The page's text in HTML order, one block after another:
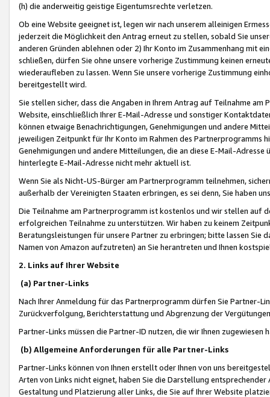
(h) die anderweitig geistige Eigentumsrechte verletzen.
Ob eine Website geeignet ist, legen wir nach unserem alleinigen
jederzeit die Möglichkeit den Antrag erneut zu stellen, sobald Sie
anderen Gründen ablehnen oder 2) Ihr Konto im Zusammenhang mit
schließen, dürfen Sie ohne unsere vorherige Zustimmung keinen
wiederaufleben zu lassen. Wenn Sie unsere vorherige Zustimmung
bereitgestellt wird.
Sie stellen sicher, dass die Angaben in Ihrem Antrag auf Teilnahme
Website, einschließlich Ihrer E-Mail-Adresse und sonstiger
können etwaige Benachrichtigungen, Genehmigungen und andere
jeweiligen Zeitpunkt für Ihr Konto im Rahmen des Partnerprogramms
Genehmigungen und andere Mitteilungen, die an diese E-Mail-
hinterlegte E-Mail-Adresse nicht mehr aktuell ist.
Wenn Sie als Nicht-US-Bürger am Partnerprogramm teilnehmen,
außerhalb der Vereinigten Staaten erbringen, es sei denn, Sie haben
Die Teilnahme am Partnerprogramm ist kostenlos und wir stellen auf
erfolgreichen Teilnahme zu unterstützen. Wir haben zu keinem
Beratungsleistungen für unsere Partner zu erbringen; bitte lassen Sie
Namen von Amazon aufzutreten) an Sie herantreten und Ihnen
2. Links auf Ihrer Website
(a) Partner-Links
Nach Ihrer Anmeldung für das Partnerprogramm dürfen Sie Partner-
Zurückverfolgung, Berichterstattung und Abgrenzung der
Partner-Links müssen die Partner-ID nutzen, die wir Ihnen zugewiesen
(b) Allgemeine Anforderungen für alle Partner-Links
Partner-Links können von Ihnen erstellt oder Ihnen von uns
Arten von Links nicht eignet, haben Sie die Darstellung
Gestaltung und Platzierung aller Links, die Sie auf Ihrer Website